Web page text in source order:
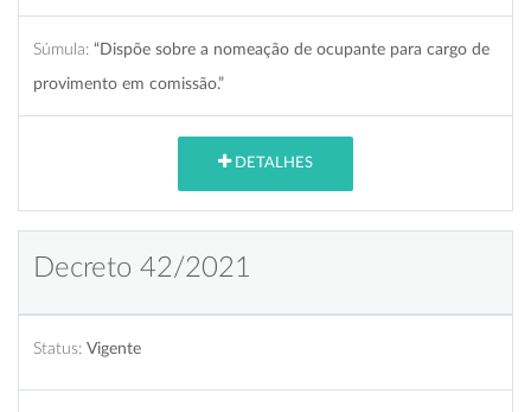
Súmula: “Dispõe sobre a nomeação de ocupante para cargo de
provimento em comissão.”
DETALHES
Decreto 42/2021
Status: Vigente